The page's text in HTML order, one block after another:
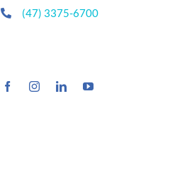
(47) 3375-6700